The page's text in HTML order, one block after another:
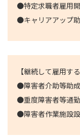
●特定求職者雇用
●キャリアアップ助
【継続して雇用す
●障害者介助等助
●重度障害者等通
●障害者作業施設